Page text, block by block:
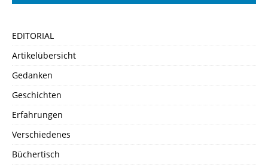
EDITORIAL
Artikelübersicht
Gedanken
Geschichten
Erfahrungen
Verschiedenes
Büchertisch